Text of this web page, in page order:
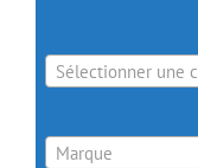
Sélectionner une
Marque